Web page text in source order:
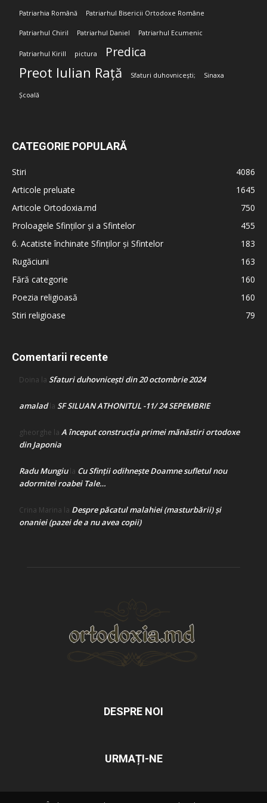
Patriarhia Română Patriarhul Bisericii Ortodoxe Române
Patriarhul Chiril Patriarhul Daniel Patriarhul Ecumenic
Patriarhul Kirill pictura Predica
Preot Iulian Rață Sfaturi duhovnicești; Sinaxa
Școală
CATEGORIE POPULARĂ
Stiri
4086
Articole preluate
1645
Articole Ortodoxia.md
750
Proloagele Sfinților și a Sfintelor
455
6. Acatiste închinate Sfinților și Sfintelor
183
Rugăciuni
163
Fără categorie
160
Poezia religioasă
160
Stiri religioase
79
Comentarii recente
Doina la Sfaturi duhovnicești din 20 octombrie 2024
amaladla SF SILUAN ATHONITUL -11/ 24 SEPEMBRIE
gheorghe la A început construcţia primei mănăstiri ortodoxe
din Japonia
Radu Mungiula Cu Sfinții odihnește Doamne sufletul nou
adormitei roabei Tale…
Crina Marina la Despre păcatul malahiei (masturbării) şi
onaniei (pazei de a nu avea copii)
DESPRE NOI
URMAȚI-NE